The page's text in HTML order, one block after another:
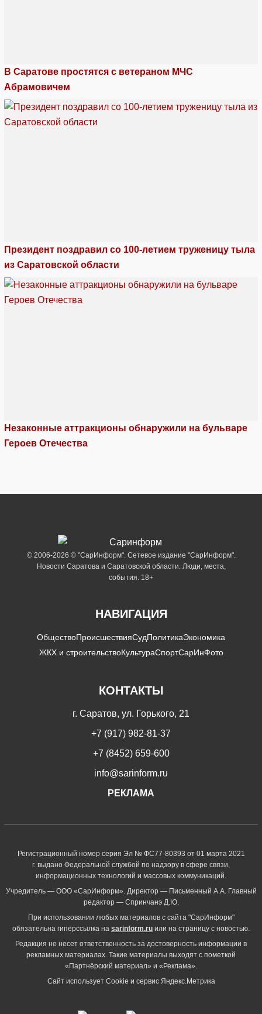
В Саратове простятся с ветераном МЧС
Абрамовичем
Президент поздравил со 100-летием труженицу тыла
из Саратовской области
Незаконные аттракционы обнаружили на бульваре
Героев Отечества
© 2006-2026 © "СарИнформ". Сетевое издание "СарИнформ".
Новости Саратова и Саратовской области. Люди, места,
события. 18+
НАВИГАЦИЯ
ОбществоПроисшествияСудПолитикаЭкономика
ЖКХ и строительствоКультураСпортСарИнФото
КОНТАКТЫ
г. Саратов, ул. Горького, 21
+7 (917) 982-81-37
+7 (8452) 659-600
info@sarinform.ru
РЕКЛАМА
Регистрационный номер серия Эл № ФС77-80393 от 01 марта 2021
г. выдано Федеральной службой по надзору в сфере связи,
информационных технологий и массовых коммуникаций.
Учредитель — ООО «СарИнформ». Директор — Письменный А.А. Главный
редактор — Спринчанэ Д.Ю.
При использовании любых материалов с сайта "СарИнформ"
обязательна гиперссылка на sarinform.ru или на страницу с новостью.
Редакция не несет ответственность за достоверность информации в
рекламных материалах. Такие материалы выходят с пометкой
«Партнёрский материал» и «Реклама».
Сайт использует Cookie и сервиc Яндекс.Метрика